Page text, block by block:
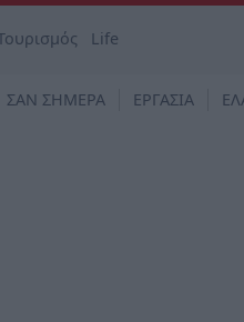
Life
ΣΑΝ ΣΗΜΕΡΑ ΕΡΓΑΣΙΑ